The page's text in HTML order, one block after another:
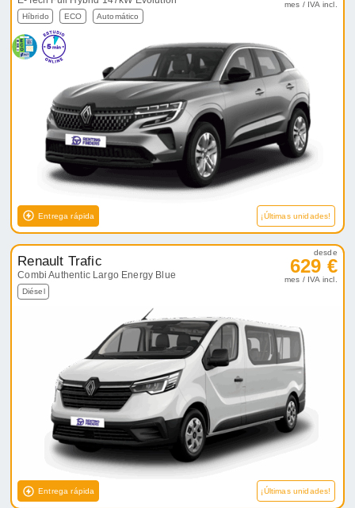
Híbrido ECO Automático
mes / IVA incl.
Entrega rápida ¡Últimas unidades!
Renault Trafic
Combi Authentic Largo Energy Blue
Diésel
desde
629 €
mes / IVA incl.
Entrega rápida ¡Últimas unidades!